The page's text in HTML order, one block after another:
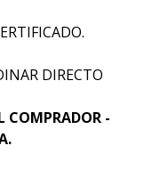
DIRECTO
COMPRADOR -